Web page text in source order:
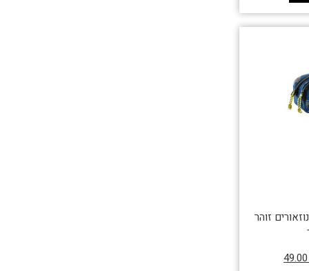
זוהר
49.00